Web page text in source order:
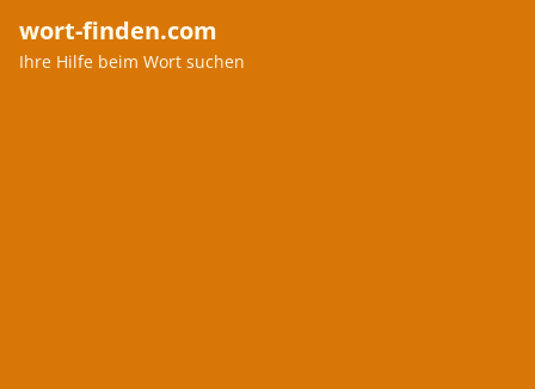
wort-finden.com
Ihre Hilfe beim Wort suchen